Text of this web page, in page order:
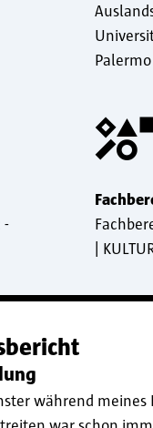
Palermo
-
|
während meines